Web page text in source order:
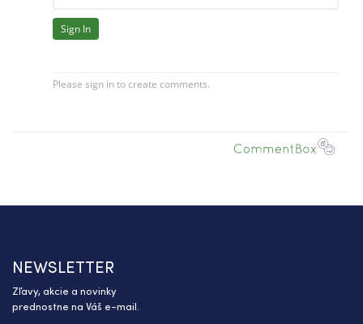
NEWSLETTER
Zľavy, akcie a novinky
prednostne na Váš e-mail.